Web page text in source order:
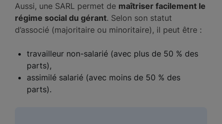
Aussi, une SARL permet de maîtriser facilement le
régime social du gérant. Selon son statut
d’associé (majoritaire ou minoritaire), il peut être :
travailleur non-salarié (avec plus de 50 % des
parts),
assimilé salarié (avec moins de 50 % des
parts).